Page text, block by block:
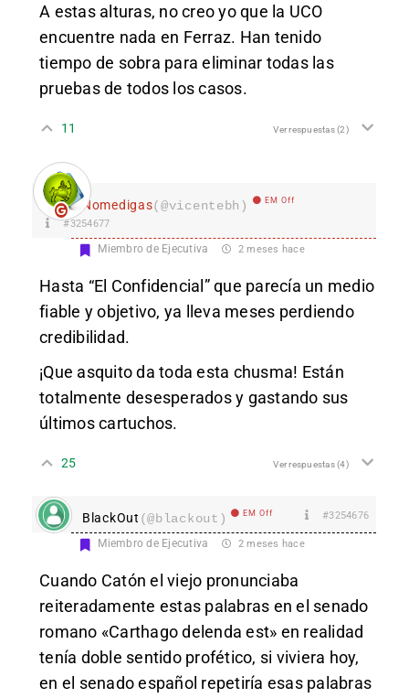
A estas alturas, no creo yo que la UCO
encuentre nada en Ferraz. Han tenido
tiempo de sobra para eliminar todas las
pruebas de todos los casos.
11 Ver respuestas(2)
Nomedigas(@vicentebh) EM Off
#3254677
Miembro de Ejecutiva 2 meses hace
Hasta “El Confidencial” que parecía un medio
fiable y objetivo, ya lleva meses perdiendo
credibilidad.
¡Que asquito da toda esta chusma! Están
totalmente desesperados y gastando sus
últimos cartuchos.
25 Ver respuestas(4)
BlackOut (@blackout) EM Off #3254676
Miembro de Ejecutiva 2 meses hace
Cuando Catón el viejo pronunciaba
reiteradamente estas palabras en el senado
romano «Carthago delenda est» en realidad
tenía doble sentido profético, si viviera hoy,
en el senado español repetiría esas palabras